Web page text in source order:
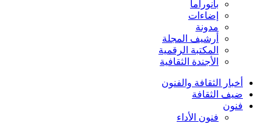
بانوراما
إضاءات
مدونة
أرشيف المجلة
المكتبة الرقمية
الأجندة الثقافية
أخبار الثقافة والفنون
ضيف الثقافة
فنون
فنون الأداء